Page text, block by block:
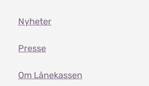
Nyheter
Presse
Om Lånekassen